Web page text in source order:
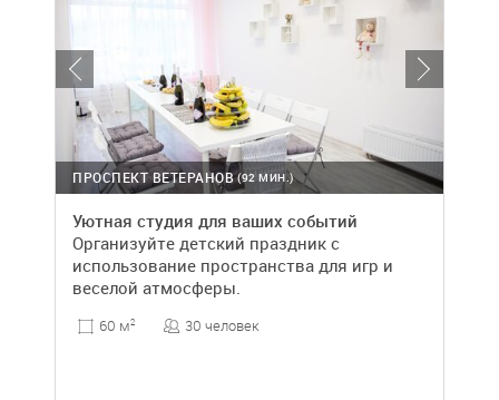
(92 МИН.)
ПРОСПЕКТ ВЕТЕРАНОВ
Уютная студия для ваших событий
Организуйте детский праздник с
использование пространства для игр и
веселой атмосферы.
60 м2 30 человек